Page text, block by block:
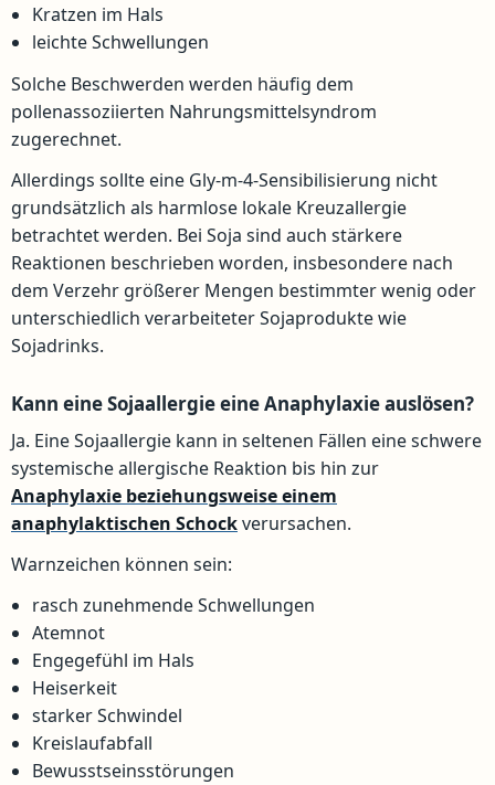
Kratzen im Hals
leichte Schwellungen
Solche Beschwerden werden häufig dem
pollenassoziierten Nahrungsmittelsyndrom
zugerechnet.
Allerdings sollte eine Gly-m-4-Sensibilisierung nicht
grundsätzlich als harmlose lokale Kreuzallergie
betrachtet werden. Bei Soja sind auch stärkere
Reaktionen beschrieben worden, insbesondere nach
dem Verzehr größerer Mengen bestimmter wenig oder
unterschiedlich verarbeiteter Sojaprodukte wie
Sojadrinks.
Kann eine Sojaallergie eine Anaphylaxie auslösen?
Ja. Eine Sojaallergie kann in seltenen Fällen eine schwere
systemische allergische Reaktion bis hin zur
Anaphylaxie beziehungsweise einem
anaphylaktischen Schockverursachen.
Warnzeichen können sein:
rasch zunehmende Schwellungen
Atemnot
Engegefühl im Hals
Heiserkeit
starker Schwindel
Kreislaufabfall
Bewusstseinsstörungen